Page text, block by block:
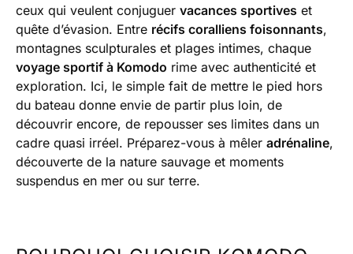
ceux qui veulent conjuguer vacances sportives et
quête d’évasion. Entre récifs coralliens foisonnants,
montagnes sculpturales et plages intimes, chaque
voyage sportif à Komodo rime avec authenticité et
exploration. Ici, le simple fait de mettre le pied hors
du bateau donne envie de partir plus loin, de
découvrir encore, de repousser ses limites dans un
cadre quasi irréel. Préparez-vous à mêler adrénaline,
découverte de la nature sauvage et moments
suspendus en mer ou sur terre.